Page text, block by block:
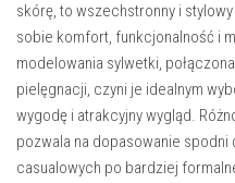
skórę, to wszechstronny i
sobie komfort, funkcjonalność i
modelowania sylwetki,
pielęgnacji, czyni je idealnym
wygodę i atrakcyjny wygląd.
pozwala na dopasowanie
casualowych po bardziej